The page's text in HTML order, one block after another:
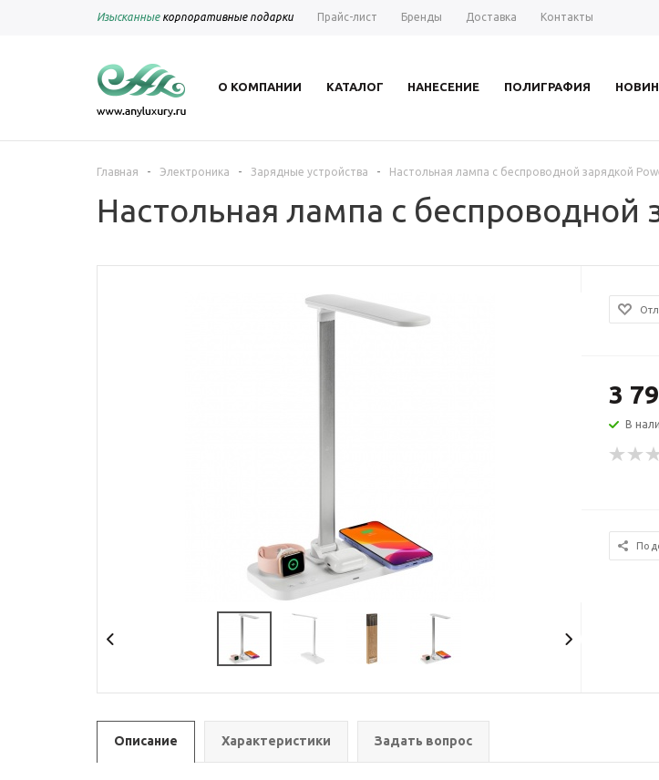
Изысканныекорпоративные подарки Прайс-лист Бренды Доставка Контакты
О КОМПАНИИ КАТАЛОГ НАНЕСЕНИЕ ПОЛИГРАФИЯ
Главная - Электроника - Зарядные устройства - Настольная лампа с беспроводной зарядкой
Настольная лампа с беспроводной
3
В
Описание Характеристики Задать вопрос